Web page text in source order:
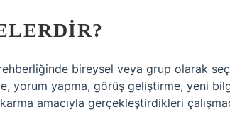
bireysel veya grup olarak
yorum yapma, görüş geliştirme, yeni
amacıyla gerçekleştirdikleri